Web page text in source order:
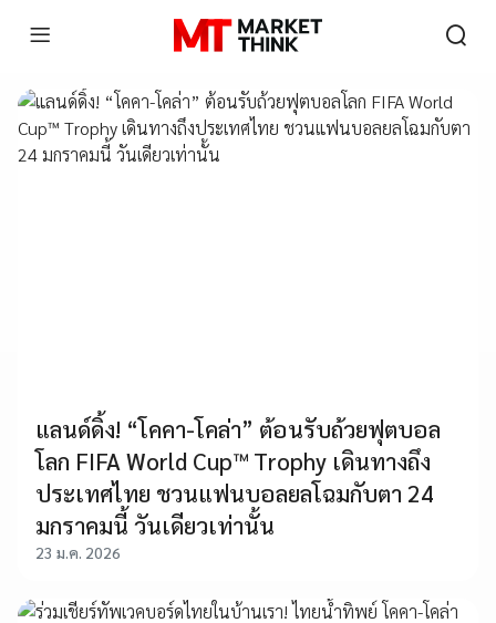
แลนด์ดิ้ง! “โคคา-โคล่า” ต้อนรับถ้วยฟุตบอล
โลก FIFA World Cup™ Trophy เดินทางถึง
ประเทศไทย ชวนแฟนบอลยลโฉมกับตา 24
มกราคมนี้ วันเดียวเท่านั้น
23 ม.ค. 2026